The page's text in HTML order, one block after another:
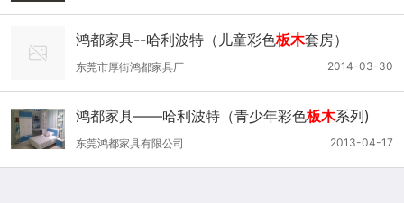
鸿都家具--哈利波特（儿童彩色板木套房）
2014-03-30
东莞市厚街鸿都家具厂
鸿都家具——哈利波特（青少年彩色板木系列)
2013-04-17
东莞鸿都家具有限公司